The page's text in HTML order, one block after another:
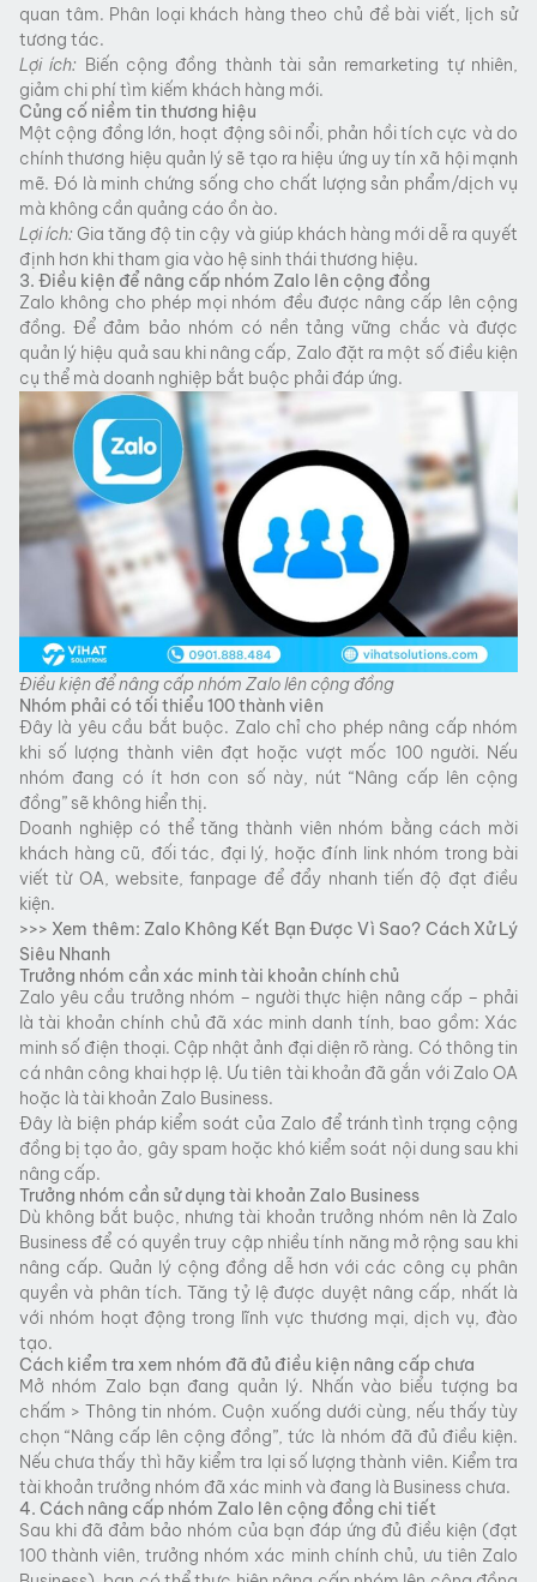
quan tâm. Phân loại khách hàng theo chủ đề bài viết, lịch sử
tương tác.
Lợi ích: Biến cộng đồng thành tài sản remarketing tự nhiên,
giảm chi phí tìm kiếm khách hàng mới.
Củng cố niềm tin thương hiệu
Một cộng đồng lớn, hoạt động sôi nổi, phản hồi tích cực và do
chính thương hiệu quản lý sẽ tạo ra hiệu ứng uy tín xã hội mạnh
mẽ. Đó là minh chứng sống cho chất lượng sản phẩm/dịch vụ
mà không cần quảng cáo ồn ào.
Lợi ích: Gia tăng độ tin cậy và giúp khách hàng mới dễ ra quyết
định hơn khi tham gia vào hệ sinh thái thương hiệu.
3. Điều kiện để nâng cấp nhóm Zalo lên cộng đồng
Zalo không cho phép mọi nhóm đều được nâng cấp lên cộng
đồng. Để đảm bảo nhóm có nền tảng vững chắc và được
quản lý hiệu quả sau khi nâng cấp, Zalo đặt ra một số điều kiện
cụ thể mà doanh nghiệp bắt buộc phải đáp ứng.
Điều kiện để nâng cấp nhóm Zalo lên cộng đồng
Nhóm phải có tối thiểu 100 thành viên
Đây là yêu cầu bắt buộc. Zalo chỉ cho phép nâng cấp nhóm
khi số lượng thành viên đạt hoặc vượt mốc 100 người. Nếu
nhóm đang có ít hơn con số này, nút “Nâng cấp lên cộng
đồng” sẽ không hiển thị.
Doanh nghiệp có thể tăng thành viên nhóm bằng cách mời
khách hàng cũ, đối tác, đại lý, hoặc đính link nhóm trong bài
viết từ OA, website, fanpage để đẩy nhanh tiến độ đạt điều
kiện.
>>> Xem thêm: Zalo Không Kết Bạn Được Vì Sao? Cách Xử Lý
Siêu Nhanh
Trưởng nhóm cần xác minh tài khoản chính chủ
Zalo yêu cầu trưởng nhóm – người thực hiện nâng cấp – phải
là tài khoản chính chủ đã xác minh danh tính, bao gồm: Xác
minh số điện thoại. Cập nhật ảnh đại diện rõ ràng. Có thông tin
cá nhân công khai hợp lệ. Ưu tiên tài khoản đã gắn với Zalo OA
hoặc là tài khoản Zalo Business.
Đây là biện pháp kiểm soát của Zalo để tránh tình trạng cộng
đồng bị tạo ảo, gây spam hoặc khó kiểm soát nội dung sau khi
nâng cấp.
Trưởng nhóm cần sử dụng tài khoản Zalo Business
Dù không bắt buộc, nhưng tài khoản trưởng nhóm nên là Zalo
Business để có quyền truy cập nhiều tính năng mở rộng sau khi
nâng cấp. Quản lý cộng đồng dễ hơn với các công cụ phân
quyền và phân tích. Tăng tỷ lệ được duyệt nâng cấp, nhất là
với nhóm hoạt động trong lĩnh vực thương mại, dịch vụ, đào
tạo.
Cách kiểm tra xem nhóm đã đủ điều kiện nâng cấp chưa
Mở nhóm Zalo bạn đang quản lý. Nhấn vào biểu tượng ba
chấm > Thông tin nhóm. Cuộn xuống dưới cùng, nếu thấy tùy
chọn “Nâng cấp lên cộng đồng”, tức là nhóm đã đủ điều kiện.
Nếu chưa thấy thì hãy kiểm tra lại số lượng thành viên. Kiểm tra
tài khoản trưởng nhóm đã xác minh và đang là Business chưa.
4. Cách nâng cấp nhóm Zalo lên cộng đồng chi tiết
Sau khi đã đảm bảo nhóm của bạn đáp ứng đủ điều kiện (đạt
100 thành viên, trưởng nhóm xác minh chính chủ, ưu tiên Zalo